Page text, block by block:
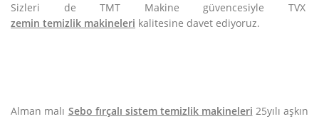
Sizleri de TMT Makine güvencesiyle TVX
zemin temizlik makineleri kalitesine davet ediyoruz.
Alman malı Sebo fırçalı sistem temizlik makineleri 25yılı aşkın